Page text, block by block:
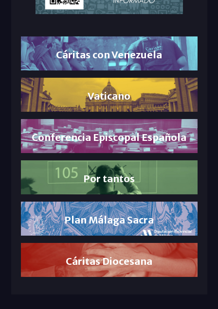
Cáritas con Venezuela
Vaticano
Conferencia Episcopal Española
Por tantos
Plan Málaga Sacra
Cáritas Diocesana